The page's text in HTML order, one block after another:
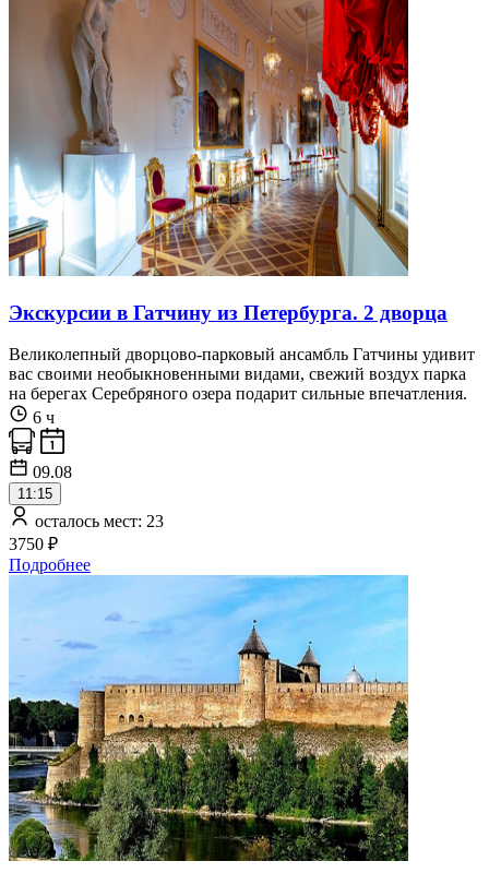
Экскурсии в Гатчину из Петербурга. 2 дворца
Великолепный дворцово-парковый ансамбль Гатчины удивит
вас своими необыкновенными видами, свежий воздух парка
на берегах Серебряного озера подарит сильные впечатления.
6 ч
09.08
11:15
осталось мест: 23
3750 ₽
Подробнее